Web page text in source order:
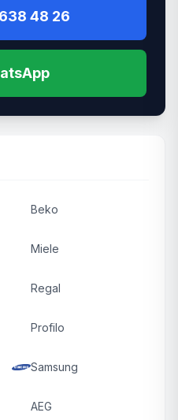
48 26
Beko
Miele
Regal
Profilo
Samsung
AEG